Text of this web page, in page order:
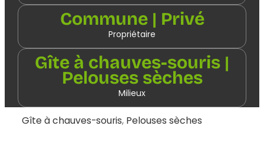
Commune | Privé
Propriétaire
Gîte à chauves-souris |
Pelouses sèches
Milieux
Gîte à chauves-souris, Pelouses sèches